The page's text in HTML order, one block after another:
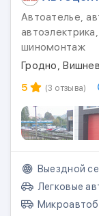
Автоателье,
шиномонтаж
Гродно,
5
(3 отзыва)
Выездной
Легковые